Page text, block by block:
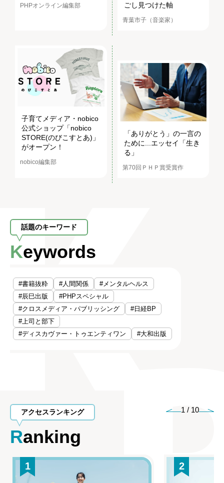
PHPオンライン編集部
ごし見つけた軸
青葉市子（音楽家）
子育てメディア・nobico
公式ショップ「nobico
STORE(のびこすとあ)」
がオープン！
nobico編集部
「ありがとう」の一言の
ために...エッセイ「生き
る」
第70回ＰＨＰ賞受賞作
話題のキーワード
Keywords
#書籍抜粋 #人間関係
#メンタルヘルス
#辰巳出版
#PHPスペシャル
#クロスメディア・パブリッシング
#日経BP
#上司と部下
#ディスカヴァー・トゥエンティワン
#大和出版
アクセスランキング
Ranking
1 / 10
1 2